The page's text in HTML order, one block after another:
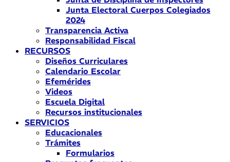
Junta Electoral Cuerpos Colegiados
2024
Transparencia Activa
Responsabilidad Fiscal
RECURSOS
Diseños Curriculares
Calendario Escolar
Efemérides
Videos
Escuela Digital
Recursos institucionales
SERVICIOS
Educacionales
Trámites
Formularios